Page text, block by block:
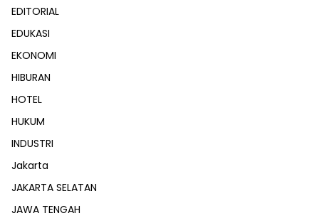
EDITORIAL
EDUKASI
EKONOMI
HIBURAN
HOTEL
HUKUM
INDUSTRI
Jakarta
JAKARTA SELATAN
JAWA TENGAH